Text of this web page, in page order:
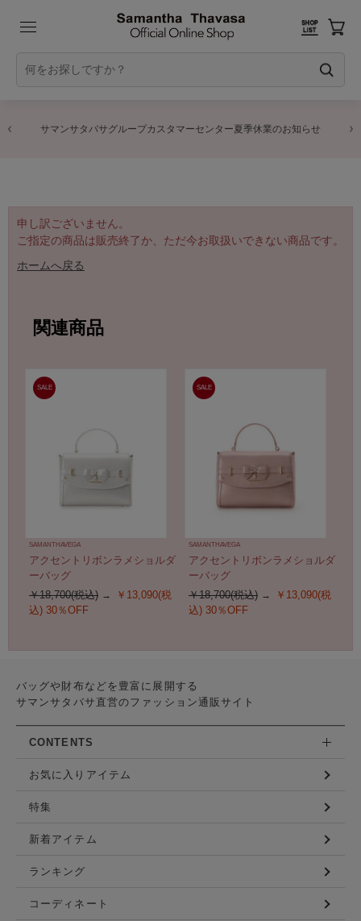
サマンサタバサグループカスタマーセンター夏季休業のお知らせ
申し訳ございません。
ご指定の商品は販売終了か、ただ今お取扱いできない商品です。
ホームへ戻る
関連商品
SALE
SAMANTHAVEGA
アクセントリボンラメショルダ
ーバッグ
￥18,700(税込)
￥13,090(税
込) 30％OFF
SALE
SAMANTHAVEGA
アクセントリボンラメショルダ
ーバッグ
￥18,700(税込)
￥13,090(税
込) 30％OFF
バッグや財布などを豊富に展開する
サマンサタバサ直営のファッション通販サイト
CONTENTS
お気に入りアイテム
特集
新着アイテム
ランキング
コーディネート